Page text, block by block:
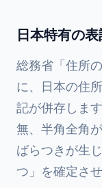
日本特有の
総務省「住所
に、日本の住
記が併存しま
無、半角全角
ばらつきが生
つ」を確定さ